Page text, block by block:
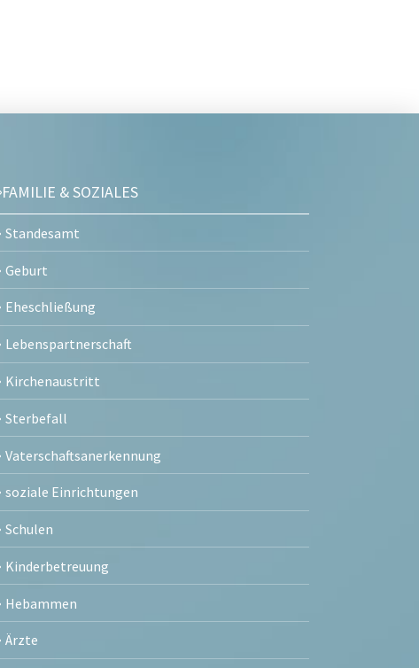
FAMILIE & SOZIALES
Standesamt
Geburt
Eheschließung
Lebenspartnerschaft
Kirchenaustritt
Sterbefall
Vaterschaftsanerkennung
soziale Einrichtungen
Schulen
Kinderbetreuung
Hebammen
Ärzte